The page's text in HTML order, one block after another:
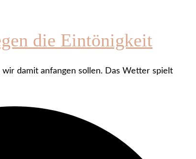
die Eintönigkeit
damit anfangen sollen. Das Wetter spielt